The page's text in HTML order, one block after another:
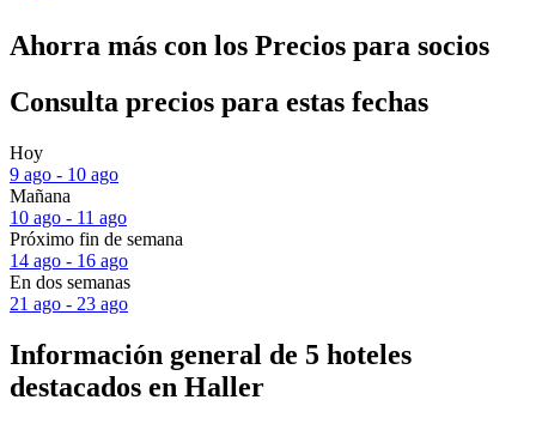
Ahorra más con los Precios para socios
Consulta precios para estas fechas
Hoy
9 ago - 10 ago
Mañana
10 ago - 11 ago
Próximo fin de semana
14 ago - 16 ago
En dos semanas
21 ago - 23 ago
Información general de 5 hoteles
destacados en Haller